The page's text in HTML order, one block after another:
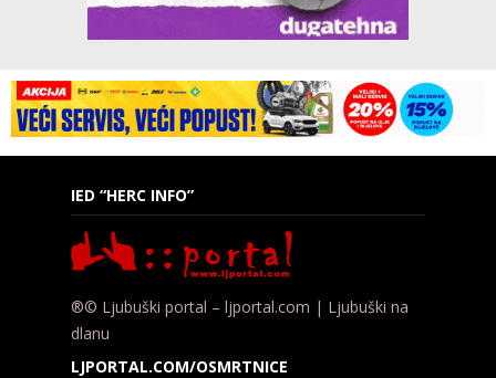
IED “HERC INFO”
®© Ljubuški portal – ljportal.com | Ljubuški na
dlanu
LJPORTAL.COM/OSMRTNICE